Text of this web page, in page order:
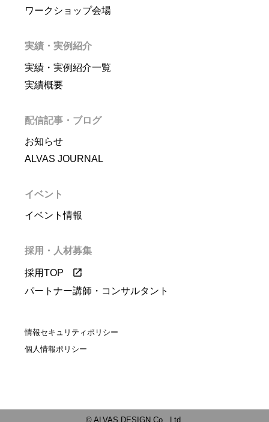
ワークショップ会場
実績・実例紹介
実績・実例紹介一覧
実績概要
配信記事・ブログ
お知らせ
ALVAS JOURNAL
イベント
イベント情報
採用・人材募集
採用TOP
パートナー講師・コンサルタント
情報セキュリティポリシー
個人情報ポリシー
© ALVAS DESIGN Co., Ltd.